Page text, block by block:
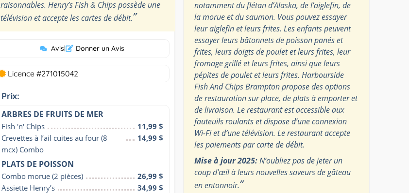
raisonnables. Henry’s Fish & Chips possède une
télévision et accepte les cartes de débit.”
Avis| Donner un Avis
Licence #271015042
Prix:
ARBRES DE FRUITS DE MER
Fish 'n' Chips
11,99 $
Crevettes à l’ail cuites au four (8
mcx) Combo
14,99 $
PLATS DE POISSON
Combo morue (2 pièces)
26,99 $
Assiette Henry’s
34,99 $
notamment du flétan d’Alaska, de l’aiglefin, de
la morue et du saumon. Vous pouvez essayer
leur aiglefin et leurs frites. Les enfants peuvent
essayer leurs bâtonnets de poisson panés et
frites, leurs doigts de poulet et leurs frites, leur
fromage grillé et leurs frites, ainsi que leurs
pépites de poulet et leurs frites. Harbourside
Fish And Chips Brampton propose des options
de restauration sur place, de plats à emporter et
de livraison. Le restaurant est accessible aux
fauteuils roulants et dispose d’une connexion
Wi-Fi et d’une télévision. Le restaurant accepte
les paiements par carte de débit.
Mise à jour 2025:N’oubliez pas de jeter un
coup d’œil à leurs nouvelles saveurs de gâteau
en entonnoir.”